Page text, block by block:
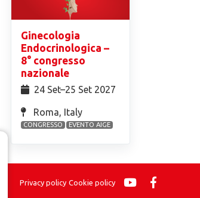
Ginecologia
Endocrinologica –
8° congresso
nazionale
24 Set⁠–25 Set 2027
Roma, Italy
CONGRESSO EVENTO AIGE
Privacy policy Cookie policy